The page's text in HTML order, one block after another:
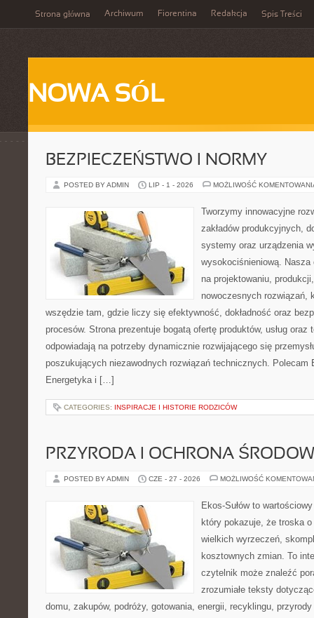
Strona główna Archiwum Fiorentina Redakcja Spis Treści
NOWA SÓL
BEZPIECZEŃSTWO I NORMY
POSTED BY ADMIN LIP - 1 - 2026 MOŻLIWOŚĆ
Tworzymy innowacyjne
zakładów produkcyjnych,
systemy oraz urządzenia
wysokociśnieniową. Nasza
na projektowaniu,
nowoczesnych rozwiązań,
wszędzie tam, gdzie liczy się efektywność, dokładność oraz
procesów. Strona prezentuje bogatą ofertę produktów, usług oraz
odpowiadają na potrzeby dynamicznie rozwijającego się
poszukujących niezawodnych rozwiązań technicznych. Polecam
Energetyka i […]
CATEGORIES: INSPIRACJE I HISTORIE RODZICÓW
PRZYRODA I OCHRONA
POSTED BY ADMIN CZE - 27 - 2026 MOŻLIWOŚĆ
Ekos-Sułów to
który pokazuje, że troska
wielkich wyrzeczeń,
kosztownych zmian. To
czytelnik może znaleźć
zrozumiałe teksty
domu, zakupów, podróży, gotowania, energii, recyklingu,